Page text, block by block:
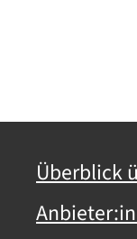
Überblick